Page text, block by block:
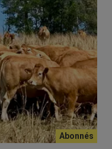
donc une
une
marquée par
aux
le premier
difficile au cours de
2025,40 jeunes se sont